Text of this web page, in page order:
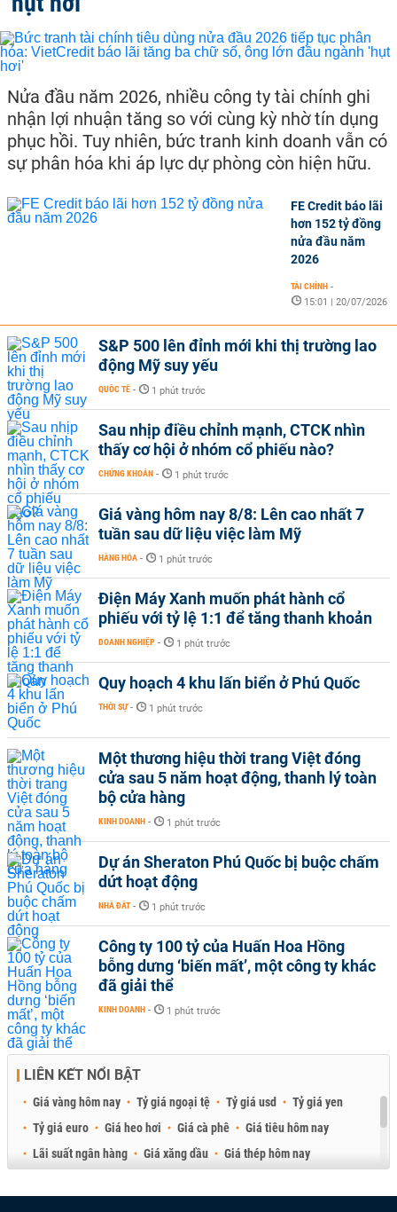
Nửa đầu năm 2026, nhiều công ty tài chính ghi
nhận lợi nhuận tăng so với cùng kỳ nhờ tín dụng
phục hồi. Tuy nhiên, bức tranh kinh doanh vẫn có
sự phân hóa khi áp lực dự phòng còn hiện hữu.
FE Credit báo lãi
hơn 152 tỷ đồng
nửa đầu năm
2026
TÀI CHÍNH -
15:01 | 20/07/2026
S&P 500 lên đỉnh mới khi thị trường lao
động Mỹ suy yếu
QUỐC TẾ - 1 phút trước
Sau nhịp điều chỉnh mạnh, CTCK nhìn
thấy cơ hội ở nhóm cổ phiếu nào?
CHỨNG KHOÁN - 1 phút trước
Giá vàng hôm nay 8/8: Lên cao nhất 7
tuần sau dữ liệu việc làm Mỹ
HÀNG HÓA - 1 phút trước
Điện Máy Xanh muốn phát hành cổ
phiếu với tỷ lệ 1:1 để tăng thanh khoản
DOANH NGHIỆP - 1 phút trước
Quy hoạch 4 khu lấn biển ở Phú Quốc
THỜI SỰ - 1 phút trước
Một thương hiệu thời trang Việt đóng
cửa sau 5 năm hoạt động, thanh lý toàn
bộ cửa hàng
KINH DOANH - 1 phút trước
Dự án Sheraton Phú Quốc bị buộc chấm
dứt hoạt động
NHÀ ĐẤT - 1 phút trước
Công ty 100 tỷ của Huấn Hoa Hồng
bỗng dưng ‘biến mất’, một công ty khác
đã giải thể
KINH DOANH - 1 phút trước
LIÊN KẾT NỔI BẬT
Giá vàng hôm nay Tỷ giá ngoại tệ Tỷ giá usd
Tỷ giá yen
Tỷ giá euro
Giá heo hơi Giá cà phê
Giá tiêu hôm nay
Lãi suất ngân hàng
Giá xăng dầu
Giá thép hôm nay